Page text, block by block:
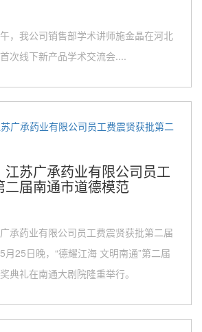
，我公司销售部学术讲师施金晶在河北
次线下新产品学术交流会....
江苏广承药业有限公司员工
二届南通市道德模范
承药业有限公司员工费震贤获批第二届
月25日晚，“德耀江海 文明南通”第二届
典礼在南通大剧院隆重举行。